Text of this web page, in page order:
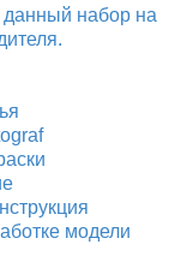
данный набор на
модели